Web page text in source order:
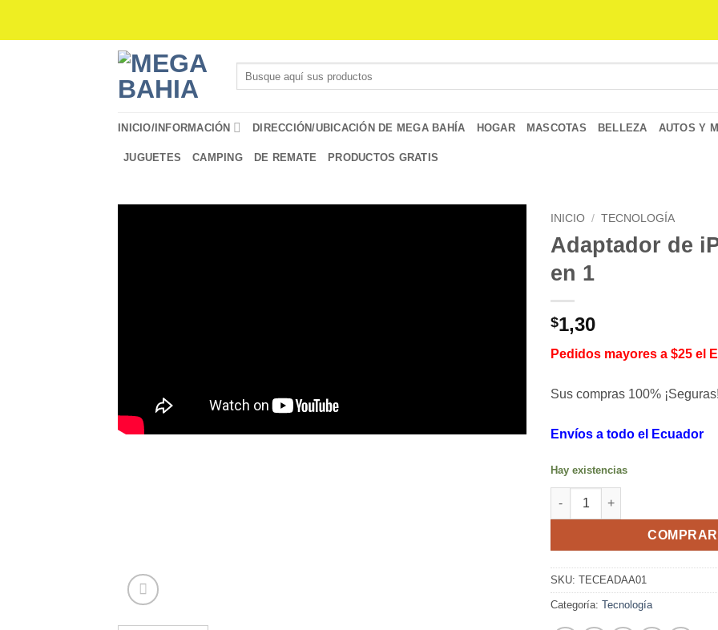
INICIO/INFORMACIÓN DIRECCIÓN/UBICACIÓN DE MEGA BAHÍA HOGAR MASCOTAS BELLEZA AUTOS Y
JUGUETES CAMPING DE REMATE PRODUCTOS GRATIS
INICIO / TECNOLOGÍA
Adaptador de
en 1
$1,30
Pedidos mayores a $25 el
Sus compras 100% ¡Seguras!
Envíos a todo el Ecuador
Hay existencias
Adaptador de iPhone 2 en 1
COMPRAR
SKU: TECEADAA01
Categoría: Tecnología